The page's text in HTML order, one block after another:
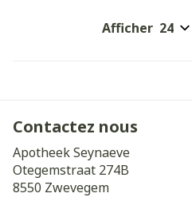
Afficher
Contactez nous
Apotheek Seynaeve
Otegemstraat 274B
8550 Zwevegem